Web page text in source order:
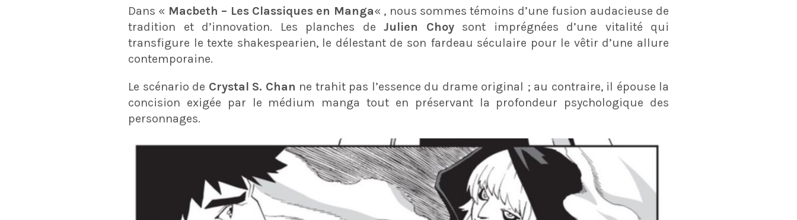
Dans « Macbeth – Les Classiques en Manga« , nous sommes témoins d’une fusion audacieuse de
tradition et d’innovation. Les planches de Julien Choy sont imprégnées d’une vitalité qui
transfigure le texte shakespearien, le délestant de son fardeau séculaire pour le vêtir d’une allure
contemporaine.
Le scénario de Crystal S. Chan ne trahit pas l’essence du drame original ; au contraire, il épouse la
concision exigée par le médium manga tout en préservant la profondeur psychologique des
personnages.